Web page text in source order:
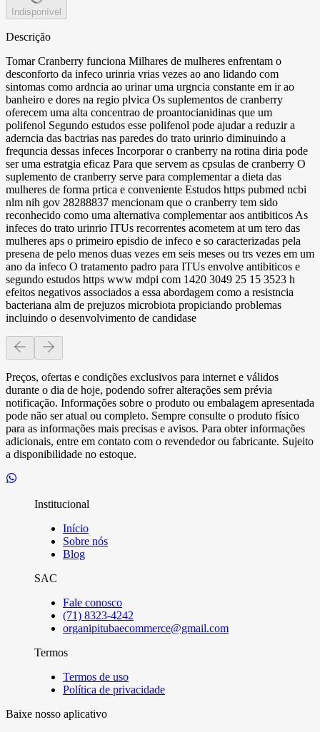
Indisponível
Descrição
Tomar Cranberry funciona Milhares de mulheres enfrentam o
desconforto da infeco urinria vrias vezes ao ano lidando com
sintomas como ardncia ao urinar uma urgncia constante em ir ao
banheiro e dores na regio plvica Os suplementos de cranberry
oferecem uma alta concentrao de proantocianidinas que um
polifenol Segundo estudos esse polifenol pode ajudar a reduzir a
aderncia das bactrias nas paredes do trato urinrio diminuindo a
frequncia dessas infeces Incorporar o cranberry na rotina diria pode
ser uma estratgia eficaz Para que servem as cpsulas de cranberry O
suplemento de cranberry serve para complementar a dieta das
mulheres de forma prtica e conveniente Estudos https pubmed ncbi
nlm nih gov 28288837 mencionam que o cranberry tem sido
reconhecido como uma alternativa complementar aos antibiticos As
infeces do trato urinrio ITUs recorrentes acometem at um tero das
mulheres aps o primeiro episdio de infeco e so caracterizadas pela
presena de pelo menos duas vezes em seis meses ou trs vezes em um
ano da infeco O tratamento padro para ITUs envolve antibiticos e
segundo estudos https www mdpi com 1420 3049 25 15 3523 h
efeitos negativos associados a essa abordagem como a resistncia
bacteriana alm de prejuzos microbiota propiciando problemas
incluindo o desenvolvimento de candidase
Preços, ofertas e condições exclusivos para internet e válidos
durante o dia de hoje, podendo sofrer alterações sem prévia
notificação. Informações sobre o produto ou embalagem apresentada
pode não ser atual ou completo. Sempre consulte o produto físico
para as informações mais precisas e avisos. Para obter informações
adicionais, entre em contato com o revendedor ou fabricante. Sujeito
a disponibilidade no estoque.
Institucional
Início
Sobre nós
Blog
SAC
Fale conosco
(71) 8323-4242
organipitubaecommerce@gmail.com
Termos
Termos de uso
Política de privacidade
Baixe nosso aplicativo